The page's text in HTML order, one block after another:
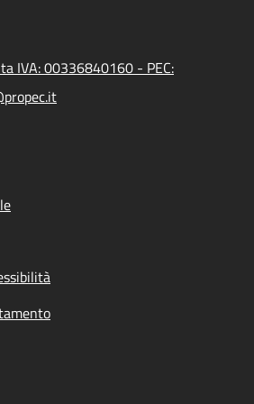
IVA: 00336840160 - PEC: